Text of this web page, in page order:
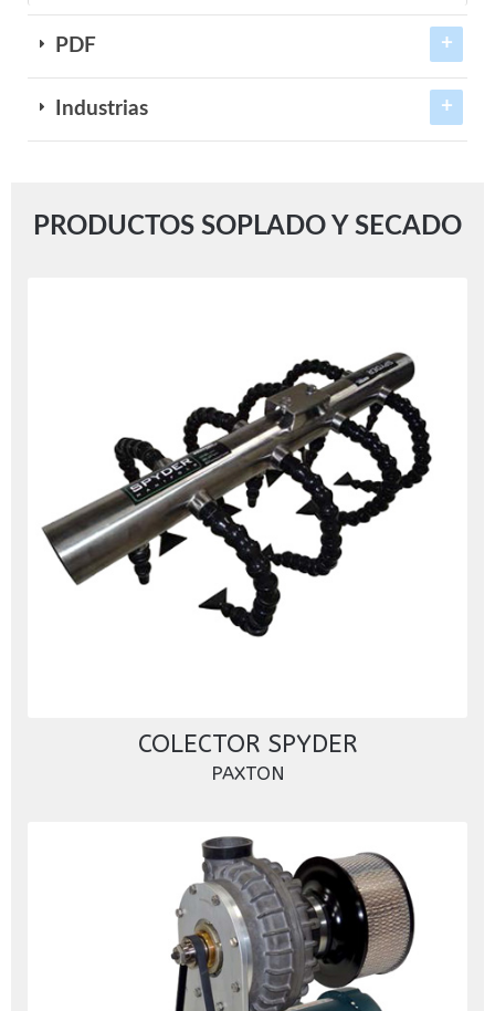
PDF
Industrias
PRODUCTOS SOPLADO Y SECADO
COLECTOR SPYDER
PAXTON